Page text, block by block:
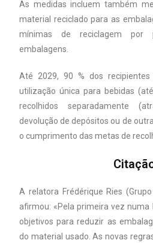
As medidas incluem também
material reciclado para as
mínimas de reciclagem por
embalagens.
Até 2029, 90 % dos
utilização única para bebidas
recolhidos separadamente
devolução de depósitos ou de
o cumprimento das metas de
A relatora Frédérique Ries
afirmou: «Pela primeira vez numa
objetivos para reduzir as
do material usado. As novas